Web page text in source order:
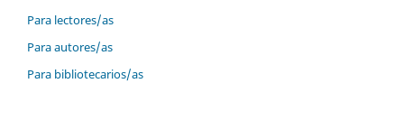
Para lectores/as
Para autores/as
Para bibliotecarios/as